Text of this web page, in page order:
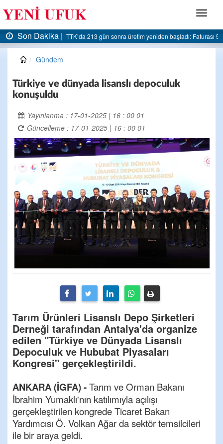
Menü
yeniden başladı: Faturası 5 milyar liraya dayandı
Son Dakika |AK Parti Ereğli İlçe
Gündem
Türkiye ve dünyada lisanslı depoculuk
konuşuldu
Yayınlanma : 17-01-2025 | 16 : 00 01
Güncelleme : 17-01-2025 | 16 : 00 01
Tarım Ürünleri Lisanslı Depo Şirketleri
Derneği tarafından Antalya'da organize
edilen "Türkiye ve Dünyada Lisanslı
Depoculuk ve Hububat Piyasaları
Kongresi" gerçekleştirildi.
ANKARA (İGFA) -Tarım ve Orman Bakanı
İbrahim Yumaklı'nın katılımıyla açılışı
gerçekleştirilen kongrede Ticaret Bakan
Yardımcısı Ö. Volkan Ağar da sektör temsilcileri
ile bir araya geldi.